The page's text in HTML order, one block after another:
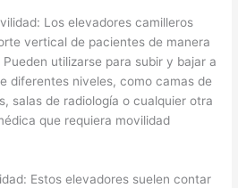
Los elevadores camilleros
vertical de pacientes de manera
utilizarse para subir y bajar a
diferentes niveles, como camas de
salas de radiología o cualquier otra
que requiera movilidad
Estos elevadores suelen contar